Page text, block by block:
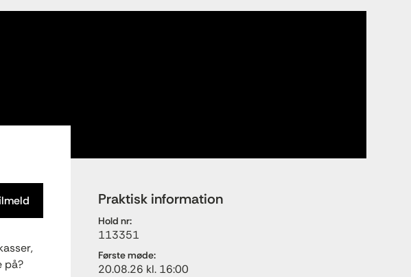
på?
Praktisk information
Hold nr:
113351
Første møde:
20.08.26 kl. 16:00